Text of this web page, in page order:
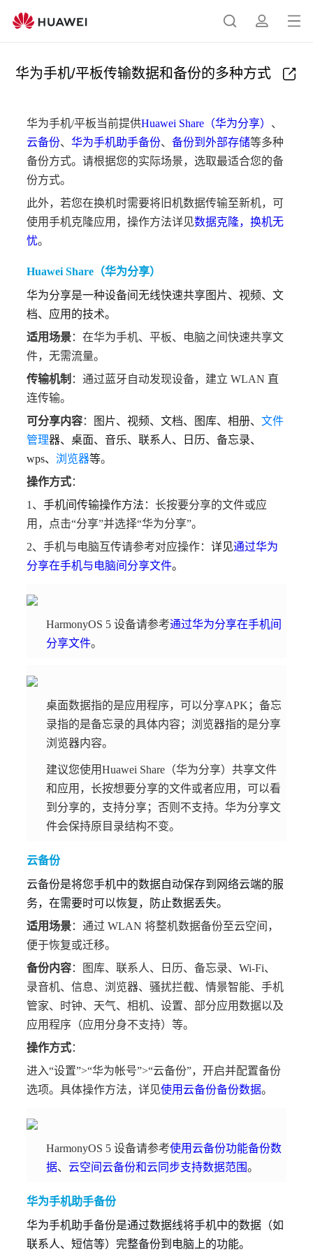
搜
简
打
单
华为手机/平板传输数据和备份的多种方式
华为手机/平板当前提供Huawei Share（华为分享） 、
云备份、华为手机助手备份、备份到外部存储等多种
备份方式。请根据您的实际场景，选取最适合您的备
份方式。
此外，若您在换机时需要将旧机数据传输至新机，可
使用手机克隆应用，操作方法详见数据克隆，换机无
忧。
Huawei Share（华为分享）
华为分享是一种设备间无线快速共享图片、视频、文
档、应用的技术。
适用场景：在华为手机、平板、电脑之间快速共享文
件，无需流量。
传输机制 ：通过蓝牙自动发现设备，建立 WLAN 直
连传输。
可分享内容： 图片、视频、文档、图库、相册、文件
管理器、桌面、音乐、联系人、日历、备忘录、
wps、 浏览器等。
操作方式：
1、手机间传输操作方法 ：长按要分享的文件或应
用，点击“分享”并选择“华为分享”。
2、手机与电脑互传请参考对应操作：详见通过华为
分享在手机与电脑间分享文件。
HarmonyOS 5 设备请参考通过华为分享在手机间
分享文件。
桌面数据指的是应用程序，可以分享APK；备忘
录指的是备忘录的具体内容；浏览器指的是分享
浏览器内容。
建议您使用Huawei Share（华为分享）共享文件
和应用，长按想要分享的文件或者应用，可以看
到分享的，支持分享；否则不支持。华为分享文
件会保持原目录结构不变。
云备份
云备份是将您手机中的数据自动保存到网络云端的服
务，在需要时可以恢复，防止数据丢失。
适用场景：通过 WLAN 将整机数据备份至云空间，
便于恢复或迁移。
备份内容：图库、联系人、日历、备忘录、Wi-Fi、
录音机、信息、浏览器、骚扰拦截、情景智能、手机
管家、时钟、天气、相机、设置、部分应用数据以及
应用程序（应用分身不支持）等。
操作方式：
进入“设置”>“华为帐号”>“云备份”，开启并配置备份
选项。具体操作方法，详见使用云备份备份数据。
HarmonyOS 5 设备请参考使用云备份功能备份数
据、云空间云备份和云同步支持数据范围。
华为手机助手备份
华为手机助手备份是通过数据线将手机中的数据（如
联系人、短信等）完整备份到电脑上的功能。